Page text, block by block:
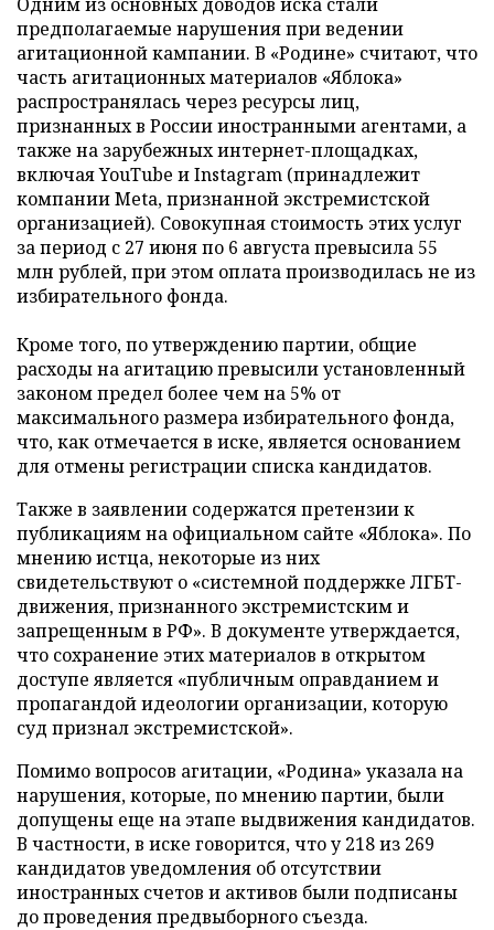
предполагаемые нарушения при ведении
агитационной кампании. В «Родине» считают, что
часть агитационных материалов «Яблока»
распространялась через ресурсы лиц,
признанных в России иностранными агентами, а
также на зарубежных интернет-площадках,
включая YouTube и Instagram (принадлежит
компании Meta, признанной экстремистской
организацией). Совокупная стоимость этих услуг
за период с 27 июня по 6 августа превысила 55
млн рублей, при этом оплата производилась не из
избирательного фонда.
Кроме того, по утверждению партии, общие
расходы на агитацию превысили установленный
законом предел более чем на 5% от
максимального размера избирательного фонда,
что, как отмечается в иске, является основанием
для отмены регистрации списка кандидатов.
Также в заявлении содержатся претензии к
публикациям на официальном сайте «Яблока». По
мнению истца, некоторые из них
свидетельствуют о «системной поддержке ЛГБТ-
движения, признанного экстремистским и
запрещенным в РФ». В документе утверждается,
что сохранение этих материалов в открытом
доступе является «публичным оправданием и
пропагандой идеологии организации, которую
суд признал экстремистской».
Помимо вопросов агитации, «Родина» указала на
нарушения, которые, по мнению партии, были
допущены еще на этапе выдвижения кандидатов.
В частности, в иске говорится, что у 218 из 269
кандидатов уведомления об отсутствии
иностранных счетов и активов были подписаны
до проведения предвыборного съезда.